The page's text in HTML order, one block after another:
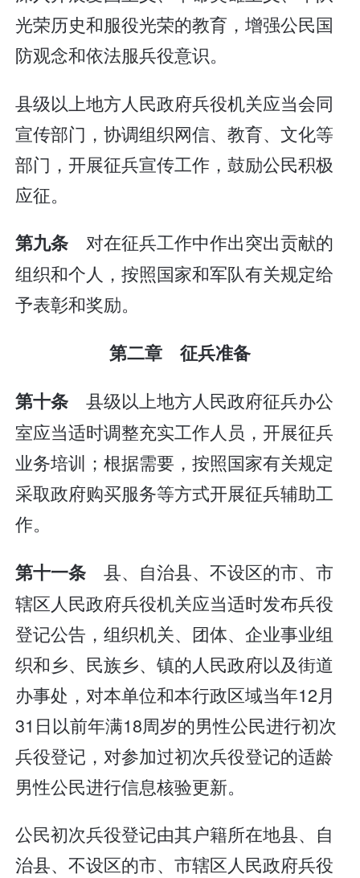
光荣历史和服役光荣的教育，增强公民国
防观念和依法服兵役意识。
县级以上地方人民政府兵役机关应当会同
宣传部门，协调组织网信、教育、文化等
部门，开展征兵宣传工作，鼓励公民积极
应征。
第九条 对在征兵工作中作出突出贡献的
组织和个人，按照国家和军队有关规定给
予表彰和奖励。
第二章 征兵准备
第十条 县级以上地方人民政府征兵办公
室应当适时调整充实工作人员，开展征兵
业务培训；根据需要，按照国家有关规定
采取政府购买服务等方式开展征兵辅助工
作。
第十一条 县、自治县、不设区的市、市
辖区人民政府兵役机关应当适时发布兵役
登记公告，组织机关、团体、企业事业组
织和乡、民族乡、镇的人民政府以及街道
办事处，对本单位和本行政区域当年12月
31日以前年满18周岁的男性公民进行初次
兵役登记，对参加过初次兵役登记的适龄
男性公民进行信息核验更新。
公民初次兵役登记由其户籍所在地县、自
治县、不设区的市、市辖区人民政府兵役